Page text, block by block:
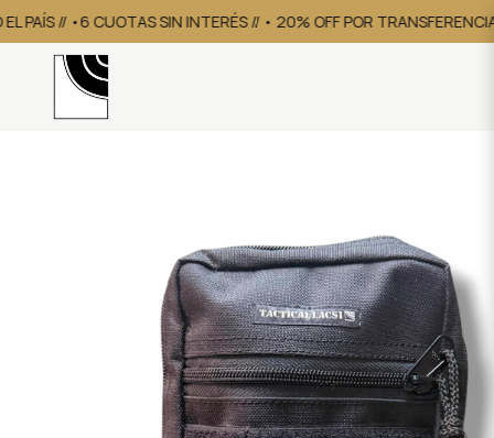
// •6 CUOTAS SIN INTERÉS // • 20% OFF POR TRANSFERENCIA